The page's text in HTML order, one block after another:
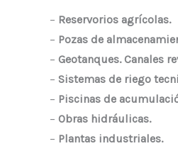
– Reservorios agrícolas.
– Pozas de
– Geotanques. Canales
– Sistemas de riego
– Piscinas de
– Obras hidráulicas.
– Plantas industriales.